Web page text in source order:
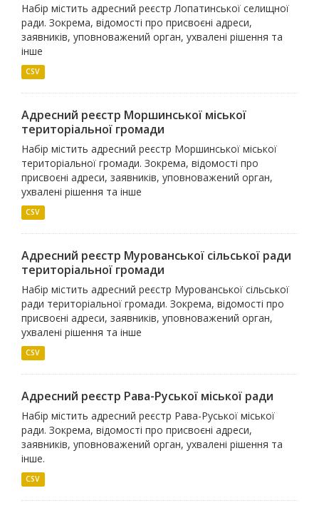
Набір містить адресний реєстр Лопатинської селищної
ради. Зокрема, відомості про присвоєні адреси,
заявників, уповноважений орган, ухвалені рішення та
інше
CSV
Адресний реєстр Моршинської міської
територіальної громади
Набір містить адресний реєстр Моршинської міської
територіальної громади. Зокрема, відомості про
присвоєні адреси, заявників, уповноважений орган,
ухвалені рішення та інше
CSV
Адресний реєстр Мурованської сільської ради
територіальної громади
Набір містить адресний реєстр Мурованської сільської
ради територіальної громади. Зокрема, відомості про
присвоєні адреси, заявників, уповноважений орган,
ухвалені рішення та інше
CSV
Адресний реєстр Рава-Руської міської ради
Набір містить адресний реєстр Рава-Руської міської
ради. Зокрема, відомості про присвоєні адреси,
заявників, уповноважений орган, ухвалені рішення та
інше.
CSV